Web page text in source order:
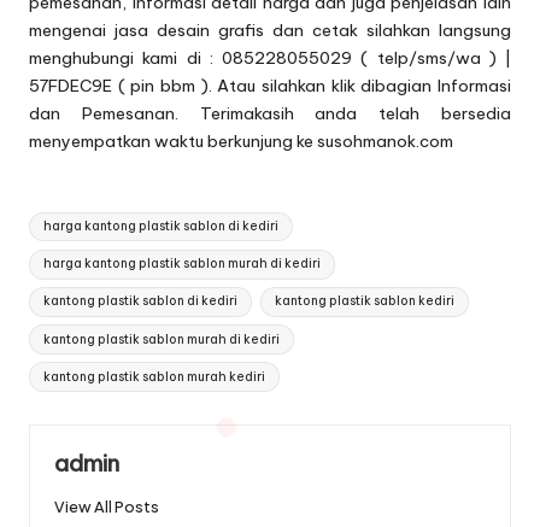
mengenai jasa desain grafis dan cetak silahkan langsung
menghubungi kami di : 085228055029 ( telp/sms/wa ) |
57FDEC9E ( pin bbm ). Atau silahkan klik dibagian Informasi
dan Pemesanan. Terimakasih anda telah bersedia
menyempatkan waktu berkunjung ke susohmanok.com
Tags:
harga kantong plastik sablon di kediri
harga kantong plastik sablon murah di kediri
kantong plastik sablon di kediri kantong plastik sablon kediri
kantong plastik sablon murah di kediri
kantong plastik sablon murah kediri
admin
View All Posts